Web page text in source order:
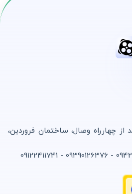
: 1405/03/09
از چهارراه وصال، ساختمان فروردین،